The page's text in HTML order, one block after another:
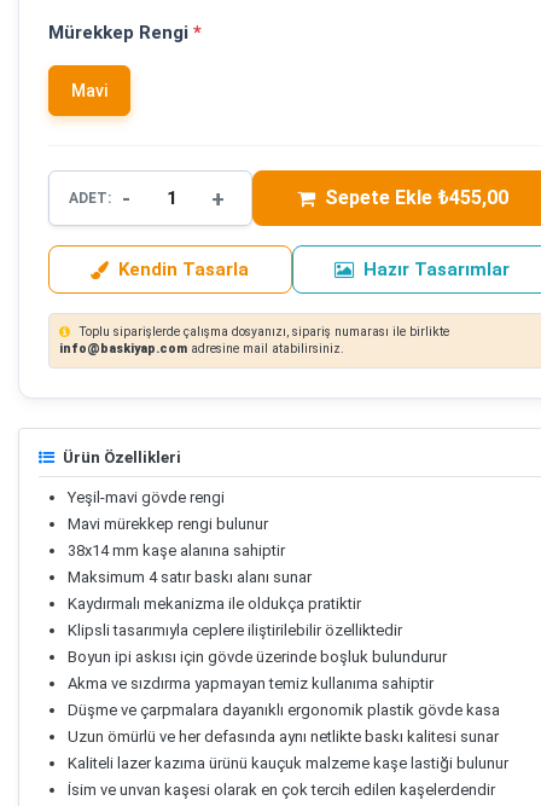
Mürekkep Rengi *
Mavi
ADET: - + Sepete Ekle ₺455,00
Kendin Tasarla Hazır Tasarımlar
Toplu siparişlerde çalışma dosyanızı, sipariş numarası ile birlikte
info@baskiyap.com adresine mail atabilirsiniz.
Ürün Özellikleri
Yeşil-mavi gövde rengi
Mavi mürekkep rengi bulunur
38x14 mm kaşe alanına sahiptir
Maksimum 4 satır baskı alanı sunar
Kaydırmalı mekanizma ile oldukça pratiktir
Klipsli tasarımıyla ceplere iliştirilebilir özelliktedir
Boyun ipi askısı için gövde üzerinde boşluk bulundurur
Akma ve sızdırma yapmayan temiz kullanıma sahiptir
Düşme ve çarpmalara dayanıklı ergonomik plastik gövde kasa
Uzun ömürlü ve her defasında aynı netlikte baskı kalitesi sunar
Kaliteli lazer kazıma ürünü kauçuk malzeme kaşe lastiği bulunur
İsim ve unvan kaşesi olarak en çok tercih edilen kaşelerdendir